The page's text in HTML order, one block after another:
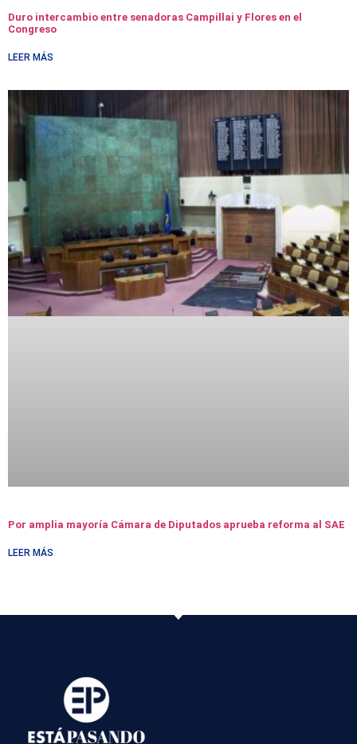
Duro intercambio entre senadoras Campillai y Flores en el
Congreso
LEER MÁS
Por amplia mayoría Cámara de Diputados aprueba reforma al SAE
LEER MÁS